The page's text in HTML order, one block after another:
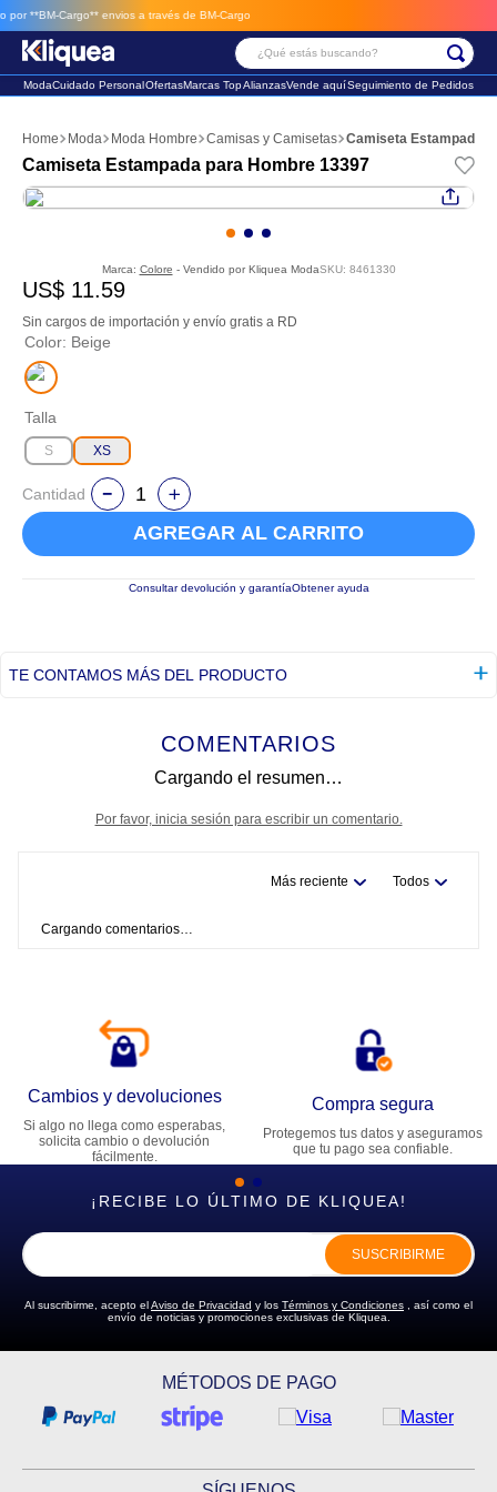
Cargo** envios a través de BM-Cargo
¿Qué estás buscando?
ModaCuidado PersonalOfertasMarcas TopAlianzasVende aquíSeguimiento de Pedidos
Moda Moda Hombre Camisas y Camisetas Camiseta Estampada
Camiseta Estampada para Hombre 13397
Marca: Colore - Vendido por Kliquea ModaSKU: 8461330
US$ 11.59
Sin cargos de importación y envío gratis a RD
Color: Beige
Talla
S XS
Cantidad
AGREGAR AL CARRITO
Consultar devolución y garantíaObtener ayuda
TE CONTAMOS MÁS DEL PRODUCTO
COMENTARIOS
Cargando el resumen…
Por favor, inicia sesión para escribir un comentario.
Más reciente Todos
Cargando comentarios…
Cambios y devoluciones
Si algo no llega como esperabas,
solicita cambio o devolución
fácilmente.
Compra segura
Protegemos tus datos y aseguramos
que tu pago sea confiable.
¡RECIBE LO ÚLTIMO DE KLIQUEA!
SUSCRIBIRME
Al suscribirme, acepto elAviso de Privacidad y los Términos y Condiciones , así como el
envío de noticias y promociones exclusivas de Kliquea.
MÉTODOS DE PAGO
2. sandalia